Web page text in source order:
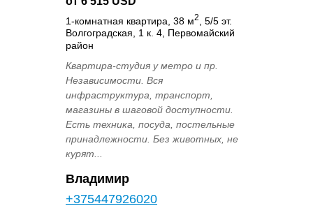
1-комнатная квартира, 38 м2
, 5/5 эт.
Волгоградская, 1 к. 4, Первомайский
район
Квартира-студия у метро и пр.
Независимости. Вся
инфраструктура, транспорт,
магазины в шаговой доступности.
Есть техника, посуда, постельные
принадлежности. Без животных, не
курят...
Владимир
+375447926020